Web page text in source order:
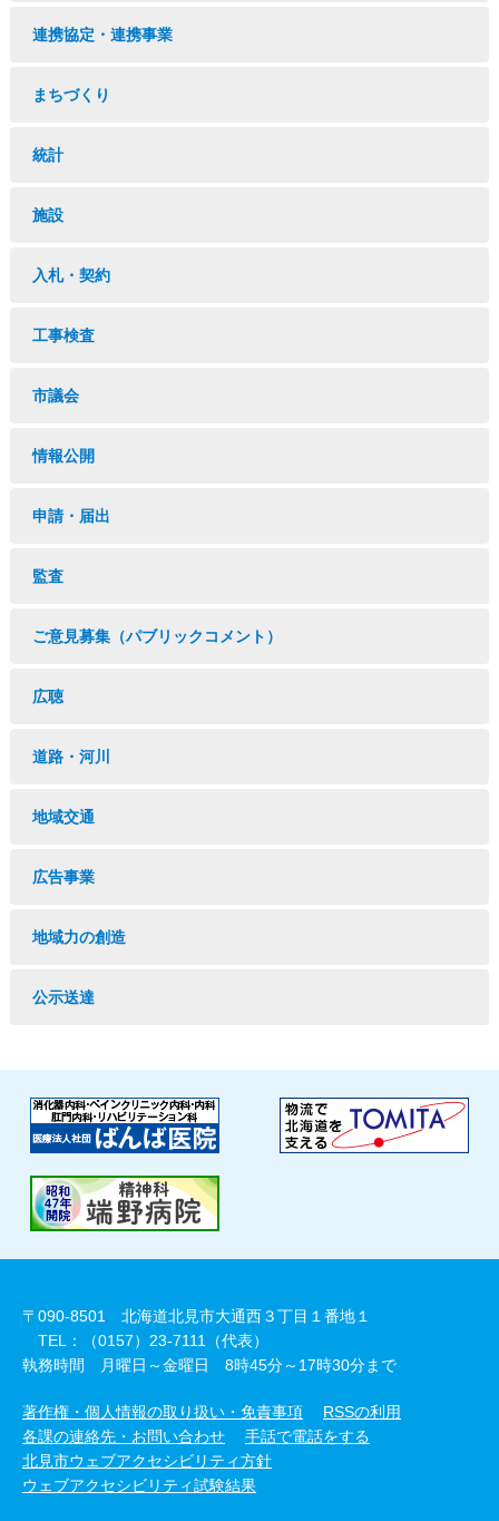
連携協定・連携事業
まちづくり
統計
施設
入札・契約
工事検査
市議会
情報公開
申請・届出
監査
ご意見募集（パブリックコメント）
広聴
道路・河川
地域交通
広告事業
地域力の創造
公示送達
〒090-8501 北海道北見市大通西３丁目１番地１
TEL：（0157）23-7111（代表）
執務時間 月曜日～金曜日 8時45分～17時30分まで
著作権・個人情報の取り扱い・免責事項
RSSの利用
各課の連絡先・お問い合わせ
手話で電話をする
北見市ウェブアクセシビリティ方針
ウェブアクセシビリティ試験結果